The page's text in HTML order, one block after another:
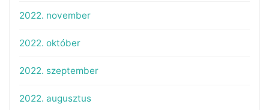
2022. november
2022. október
2022. szeptember
2022. augusztus